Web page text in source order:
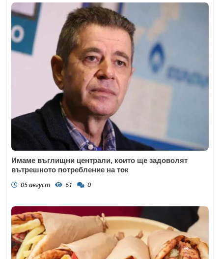
Имаме въглищни централи, които ще задоволят
вътрешното потребление на ток
05 август 61 0